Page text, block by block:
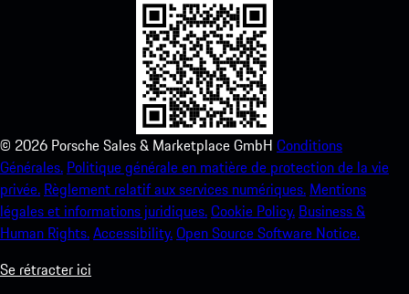
© 2026 Porsche Sales & Marketplace GmbH Conditions
Générales. Politique générale en matière de protection de la vie
privée. Règlement relatif aux services numériques. Mentions
légales et informations juridiques.Cookie Policy. Business &
Human Rights.Accessibility.Open Source Software Notice.
Se rétracter ici